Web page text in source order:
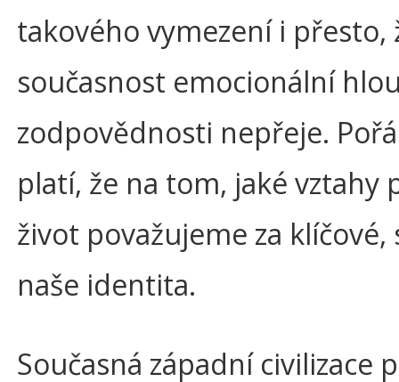
takového vymezení i přesto,
současnost emocionální
zodpovědnosti nepřeje.
platí, že na tom, jaké vztahy
život považujeme za klíčové,
naše identita.
Současná západní civilizace